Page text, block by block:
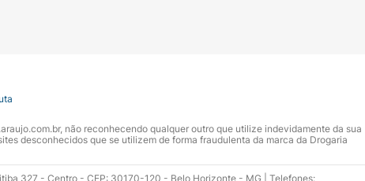
não reconhecendo qualquer outro que utilize indevidamente da sua
desconhecidos que se utilizem de forma fraudulenta da marca da Drogaria
327 - Centro - CEP: 30170-120 - Belo Horizonte - MG | Telefones: